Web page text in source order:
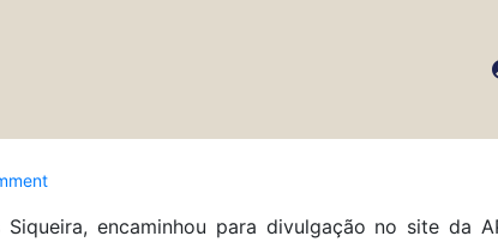
encaminhou para divulgação no site da